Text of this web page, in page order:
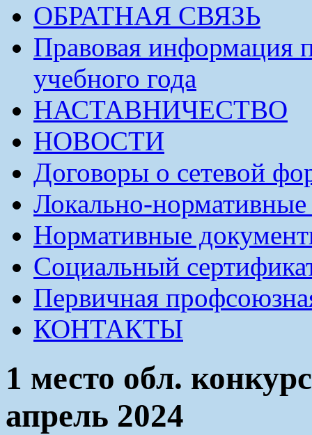
ОБРАТНАЯ СВЯЗЬ
Правовая информация
учебного года
НАСТАВНИЧЕСТВО
НОВОСТИ
Договоры о сетевой
Локально-
Нормативные
Социальный
Первичная
КОНТАКТЫ
1 место обл.
апрель 2024